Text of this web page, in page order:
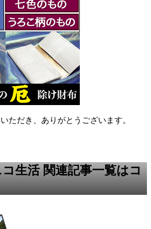
ただき、ありがとうございます。
生活 関連記事一覧はコ